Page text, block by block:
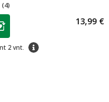
(4) 5.00
klubo narių
2 vnt. patarimas
13,99 €